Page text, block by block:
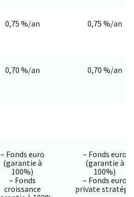
0,75 %/an 0,75 %/an
0,70 %/an 0,70 %/an
– Fonds euro
(garantie à
100%)
– Fonds
croissance
– Fonds euro
(garantie à
100%)
– Fonds euro
private stratégie